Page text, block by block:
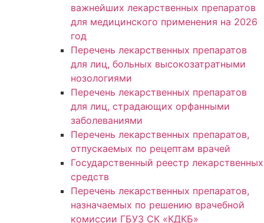
важнейших лекарственных препаратов
для медицинского применения на 2026
год
Перечень лекарственных препаратов
для лиц, больных высокозатратными
нозологиями
Перечень лекарственных препаратов
для лиц, страдающих орфанными
заболеваниями
Перечень лекарственных препаратов,
отпускаемых по рецептам врачей
Государственный реестр лекарственных
средств
Перечень лекарственных препаратов,
назначаемых по решению врачебной
комиссии ГБУЗ СК «КДКБ»